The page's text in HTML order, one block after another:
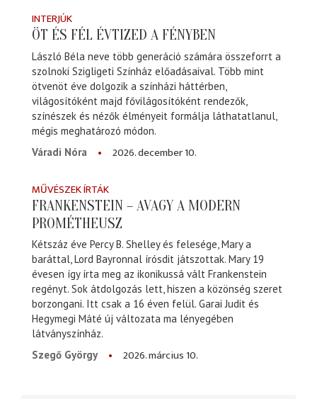
INTERJÚK
ÖT ÉS FÉL ÉVTIZED A FÉNYBEN
László Béla neve több generáció számára összeforrt a
szolnoki Szigligeti Színház előadásaival. Több mint
ötvenöt éve dolgozik a színházi háttérben,
világosítóként majd fővilágosítóként rendezők,
színészek és nézők élményeit formálja láthatatlanul,
mégis meghatározó módon.
Váradi Nóra
2026. december 10.
MŰVÉSZEK ÍRTÁK
FRANKENSTEIN – AVAGY A MODERN
PROMÉTHEUSZ
Kétszáz éve Percy B. Shelley és felesége, Mary a
baráttal, Lord Bayronnal írósdit játszottak. Mary 19
évesen így írta meg az ikonikussá vált Frankenstein
regényt. Sok átdolgozás lett, hiszen a közönség szeret
borzongani. Itt csak a 16 éven felül. Garai Judit és
Hegymegi Máté új változata ma lényegében
látványszínház.
Szegő György
2026. március 10.